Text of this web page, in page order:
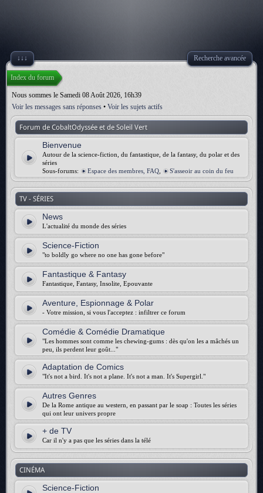
↓↓↓ Recherche avancée
Index du forum
Nous sommes le Samedi 08 Août 2026, 16h39
Voir les messages sans réponses • Voir les sujets actifs
Forum de CobaltOdyssée et de Soleil Vert
Bienvenue
Autour de la science-fiction, du fantastique, de la fantasy, du polar et des
séries
Sous-forums:
Espace des membres, FAQ S'asseoir au coin du feu
TV - SÉRIES
News
L'actualité du monde des séries
Science-Fiction
"to boldly go where no one has gone before"
Fantastique & Fantasy
Fantastique, Fantasy, Insolite, Epouvante
Aventure, Espionnage & Polar
- Votre mission, si vous l'acceptez : infiltrer ce forum
Comédie & Comédie Dramatique
"Les hommes sont comme les chewing-gums : dès qu'on les a mâchés un
peu, ils perdent leur goût..."
Adaptation de Comics
"It's not a bird. It's not a plane. It's not a man. It's Supergirl."
Autres Genres
De la Rome antique au western, en passant par le soap : Toutes les séries
qui ont leur univers propre
+ de TV
Car il n'y a pas que les séries dans la télé
CINÉMA
Science-Fiction